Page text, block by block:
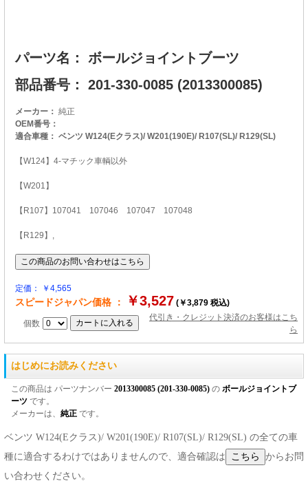
パーツ名： ボールジョイントブーツ
部品番号： 201-330-0085 (2013300085)
メーカー： 純正
OEM番号：
適合車種： ベンツ W124(Eクラス)/ W201(190E)/ R107(SL)/ R129(SL)
【W124】4-マチック車輌以外
【W201】
【R107】107041 107046 107047 107048
【R129】,
定価： ￥4,565
スピードジャパン価格 ： ￥3,527 (￥3,879 税込)
個数
代引き・クレジット決済のお客様はこち
ら
はじめにお読みください
この商品は パーツナンバー 2013300085 (201-330-0085) の ボールジョイントブ
ーツ です。
メーカーは、 純正 です。
ベンツ W124(Eクラス)/ W201(190E)/ R107(SL)/ R129(SL) の全ての車
種に適合するわけではありませんので、適合確認は
からお問
い合わせください。